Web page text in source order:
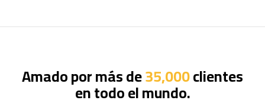
Amado por más de35,000clientes
en todo el mundo.